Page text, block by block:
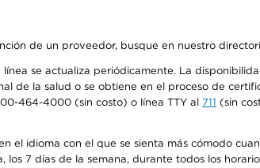
de un proveedor, busque en nuestro
se actualiza periódicamente. La
de la salud o se obtiene en el proceso de
464-4000 (sin costo) o línea TTY al 711 (sin
el idioma con el que se sienta más cómodo
los 7 días de la semana, durante todos los